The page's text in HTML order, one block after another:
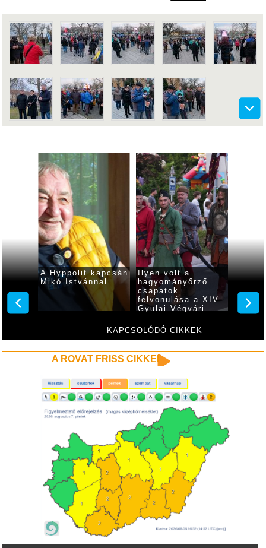
KAPCSOLÓDÓ CIKKEK
a
az
A Hyppolit kapcsán
Mikó Istvánnal
Ilyen volt a
hagyományőrző
csapatok
felvonulása a XIV.
Gyulai Végvári
A ROVAT FRISS CIKKEI